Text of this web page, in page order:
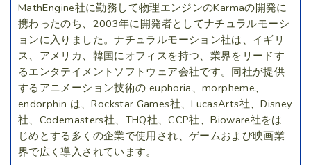
MathEngine社に勤務して物理エンジンのKarmaの開発に
携わったのち、2003年に開発者としてナチュラルモーシ
ョンに入りました。ナチュラルモーション社は、イギリ
ス、アメリカ、韓国にオフィスを持つ、業界をリードす
るエンタテイメントソフトウェア会社です。同社が提供
するアニメーション技術の euphoria、morpheme、
endorphin は、Rockstar Games社、LucasArts社、Disney
社、Codemasters社、THQ社、CCP社、Bioware社をは
じめとする多くの企業で使用され、ゲームおよび映画業
界で広く導入されています。